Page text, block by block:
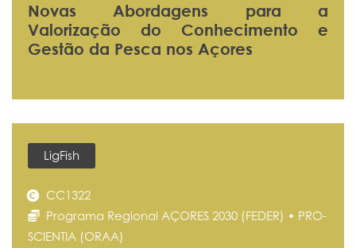
Novas Abordagens para a
Valorização do Conhecimento e
Gestão da Pesca nos Açores
LigFish
CC1322
Programa Regional AÇORES 2030 (FEDER) • PRO-
SCIENTIA (ORAA)